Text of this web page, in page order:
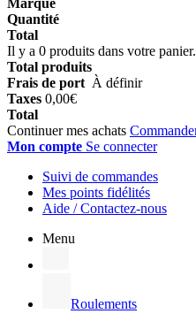
Quantité
Total
Il y a 0 produits dans votre panier.
Total produits
Frais de port À définir
Taxes 0,00€
Total
Continuer mes achats
Mon compte Se connecter
Suivi de commandes
Mes points fidélités
Aide / Contactez-nous
Menu
Roulements